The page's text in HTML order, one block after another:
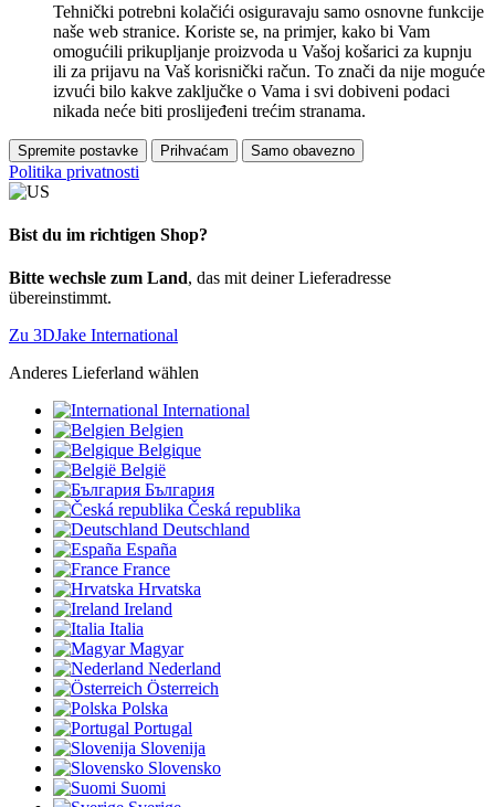
Tehnički potrebni kolačići osiguravaju samo osnovne funkcije
naše web stranice. Koriste se, na primjer, kako bi Vam
omogućili prikupljanje proizvoda u Vašoj košarici za kupnju
ili za prijavu na Vaš korisnički račun. To znači da nije moguće
izvući bilo kakve zaključke o Vama i svi dobiveni podaci
nikada neće biti proslijeđeni trećim stranama.
Spremite postavke Prihvaćam Samo obavezno
Politika privatnosti
Bist du im richtigen Shop?
Bitte wechsle zum Land, das mit deiner Lieferadresse
übereinstimmt.
Zu 3DJake International
Anderes Lieferland wählen
International
Belgien
Belgique
België
България
Česká republika
Deutschland
España
France
Hrvatska
Ireland
Italia
Magyar
Nederland
Österreich
Polska
Portugal
Slovenija
Slovensko
Suomi